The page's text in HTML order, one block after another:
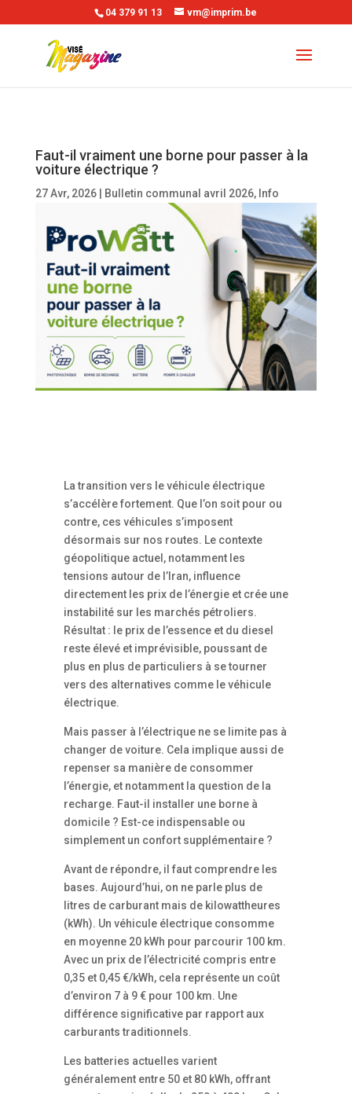
04 379 91 13 vm@imprim.be
Faut-il vraiment une borne pour passer à la
voiture électrique ?
27 Avr, 2026| Bulletin communal avril 2026, Info
La transition vers le véhicule électrique
s’accélère fortement. Que l’on soit pour ou
contre, ces véhicules s’imposent
désormais sur nos routes. Le contexte
géopolitique actuel, notamment les
tensions autour de l’Iran, influence
directement les prix de l’énergie et crée une
instabilité sur les marchés pétroliers.
Résultat : le prix de l’essence et du diesel
reste élevé et imprévisible, poussant de
plus en plus de particuliers à se tourner
vers des alternatives comme le véhicule
électrique.
Mais passer à l’électrique ne se limite pas à
changer de voiture. Cela implique aussi de
repenser sa manière de consommer
l’énergie, et notamment la question de la
recharge. Faut-il installer une borne à
domicile ? Est-ce indispensable ou
simplement un confort supplémentaire ?
Avant de répondre, il faut comprendre les
bases. Aujourd’hui, on ne parle plus de
litres de carburant mais de kilowattheures
(kWh). Un véhicule électrique consomme
en moyenne 20 kWh pour parcourir 100 km.
Avec un prix de l’électricité compris entre
0,35 et 0,45 €/kWh, cela représente un coût
d’environ 7 à 9 € pour 100 km. Une
différence significative par rapport aux
carburants traditionnels.
Les batteries actuelles varient
généralement entre 50 et 80 kWh, offrant